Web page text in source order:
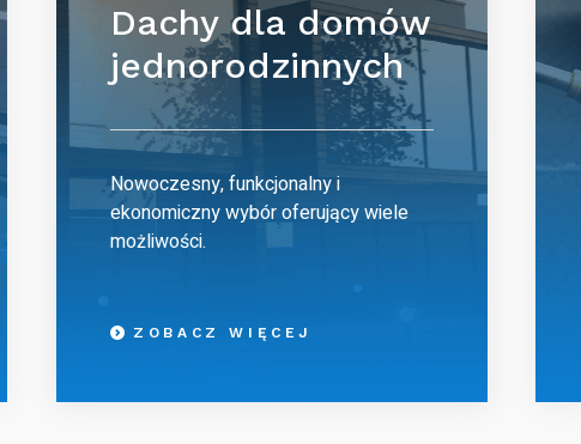
Dachy dla domów
jednorodzinnych
Nowoczesny, funkcjonalny i
ekonomiczny wybór oferujący wiele
możliwości.
ZOBACZ WIĘCEJ